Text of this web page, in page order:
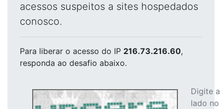
acessos suspeitos a sites hospedados
conosco.
Para liberar o acesso do IP 216.73.216.60,
responda ao desafio abaixo.
Digite
lado no